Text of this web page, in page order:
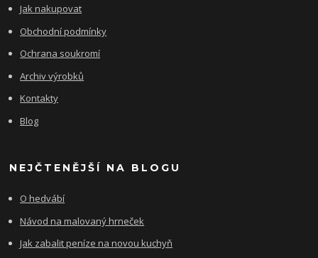
Jak nakupovat
Obchodní podmínky
Ochrana soukromí
Archiv výrobků
Kontakty
Blog
NEJČTENĚJŠÍ NA BLOGU
O hedvábí
Návod na malovaný hrneček
Jak zabalit peníze na novou kuchyň